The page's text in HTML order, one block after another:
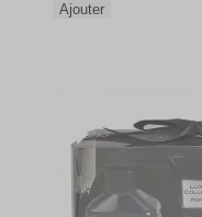
Ajouter